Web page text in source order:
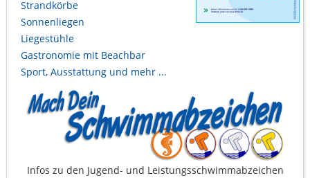
Strandkörbe
Sonnenliegen
Liegestühle
Gastronomie mit Beachbar
Sport, Ausstattung und mehr ...
Infos zu den Jugend- und Leistungsschwimmabzeichen